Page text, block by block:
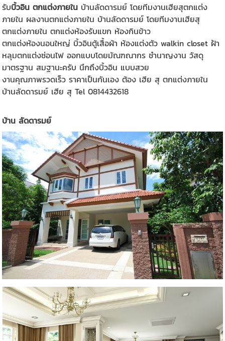
รับบิ้วอิน ตกแต่งภายใน บ้านลัดดารมย์ โดยทีมงานเฮียสุตกแต่ง
ภายใน ผลงานตกแต่งภายใน บ้านลัดดารมย์ โดยทีมงานเฮียสุ
ตกแต่งภายใน ตกแต่งห้องรับแขก ห้องกินข้าว
ตกแต่งห้องนอนใหญ่ บิ้วอินตู้เสื้อผ้า ห้องแต่งตัว walkin closet ฝ้า
หลุมตกแต่งซ่อนไฟ ออกแบบโดยมัณฑณากร ชำนาญงาน วัสดุ
มาตรฐาน สมฐานะครับ นึกถึงบิ้วอิน แบบสวย
งานคุณภาพรวดเร็ว ราคาเป็นกันเอง ต้อง เฮีย สุ ตกแต่งภายใน
บ้านลัดดารมย์ เฮีย สุ Tel 0814432618
บ้าน ลัดดารมย์